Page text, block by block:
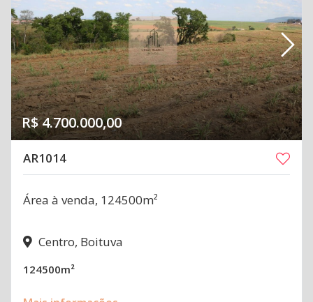
R$ 4.700.000,00
AR1014
Área à venda, 124500m²
Centro, Boituva
124500m²